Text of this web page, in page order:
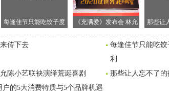
每逢佳节只能吃饺子度
过？这个冬至得换换花
样了丨福利
《充满爱》发布会 林允
陈小艺联袂演绎荒诞喜
剧
那些让
美食，
传下去
每逢佳节只能吃
利
陈小艺联袂演绎荒诞喜剧
那些让人忘不了
的5大消费特质与5个品牌机遇